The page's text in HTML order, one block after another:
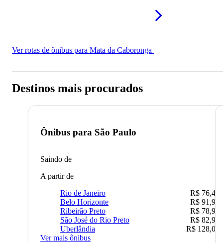
Ver rotas de ônibus para Mata da Caboronga
Destinos mais procurados
Ônibus para São Paulo
Saindo de
A partir de
Rio de Janeiro
R$ 76,42
Belo Horizonte
R$ 91,90
Ribeirão Preto
R$ 78,90
São José do Rio Preto
R$ 82,90
Uberlândia
R$ 128,05
Ver mais ônibus